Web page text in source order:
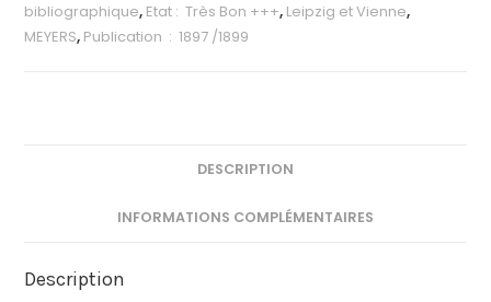
bibliographique, Etat : Très Bon +++, Leipzig et Vienne,
MEYERS, Publication ‏ : ‎ 1897 /1899
DESCRIPTION
INFORMATIONS COMPLÉMENTAIRES
Description